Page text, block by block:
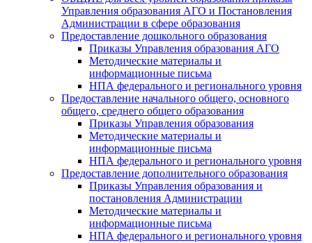
Управления образования АГО и Постановления
Администрации в сфере образования
Предоставление дошкольного образования
Приказы Управления образования АГО
Методические материалы и
информационные письма
НПА федерального и регионального уровня
Предоставление начального общего, основного
общего, среднего общего образования
Приказы Управления образования
Методические материалы и
информационные письма
НПА федерального и регионального уровня
Предоставление дополнительного образования
Приказы Управления образования и
постановления Администрации
Методические материалы и
информационные письма
НПА федерального и регионального уровня